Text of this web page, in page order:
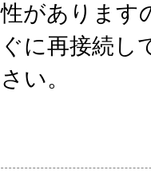
性があります
ぐに再接続し
さい。